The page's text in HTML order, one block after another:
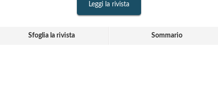
Leggi la rivista
Sfoglia la rivista Sommario